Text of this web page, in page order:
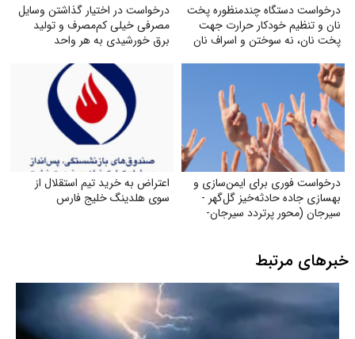
درخواست دستگاه چندمنظوره پخت
نان و تنظیم خودکار حرارت جهت
پخت نان، نه سوختن و اسراف نان
درخواست در اختیار گذاشتن وسایل
مصرفی خیلی کم‌مصرف و تولید
برق خورشیدی به هر واحد
درخواست فوری برای ایمن‌سازی و
بهسازی جاده حادثه‌خیز گل‌گهر -
سیرجان (محور پرتردد سیرجان-
اعتراض به خرید تیم استقلال از
سوی هلدینگ خلیج فارس
خبرهای مرتبط